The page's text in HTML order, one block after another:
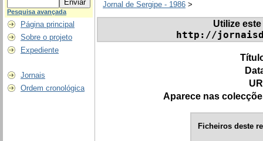
Pesquisa avançada
Página principal
Sobre o projeto
Expediente
Jornais
Ordem cronológica
Jornal de Sergipe - 1986 >
Utilize
http://
Aparece nas
Ficheiros deste